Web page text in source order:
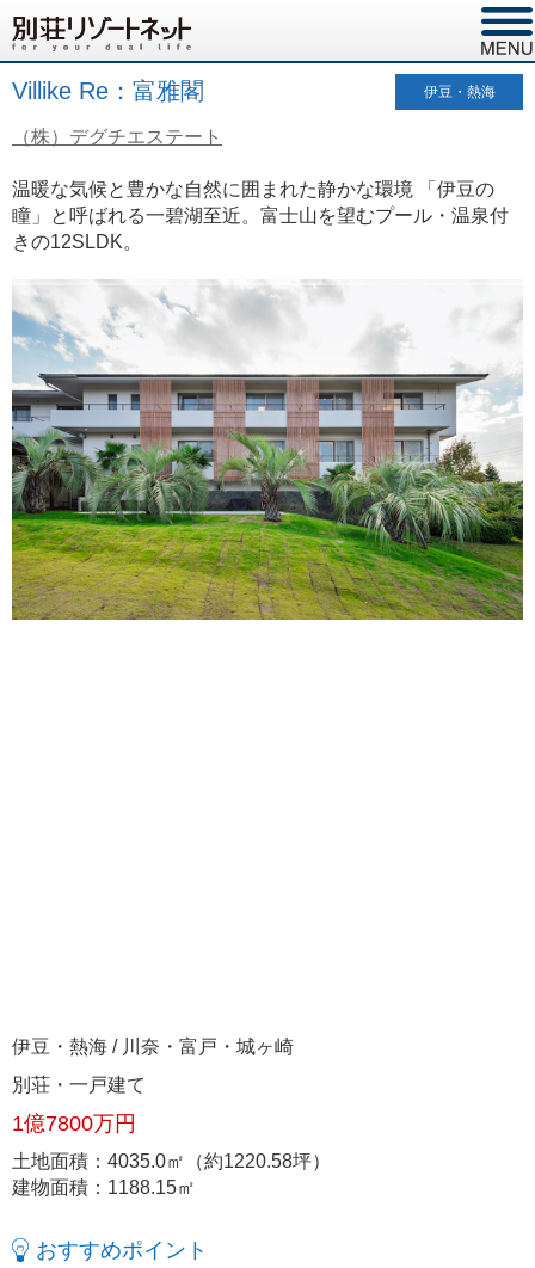
Villike Re：富雅閣 伊豆・熱海
（株）デグチエステート
温暖な気候と豊かな自然に囲まれた静かな環境 「伊豆の
瞳」と呼ばれる一碧湖至近。富士山を望むプール・温泉付
きの12SLDK。
伊豆・熱海 / 川奈・富戸・城ヶ崎
別荘・一戸建て
1億7800万円
土地面積：4035.0㎡（約1220.58坪）
建物面積：1188.15㎡
おすすめポイント